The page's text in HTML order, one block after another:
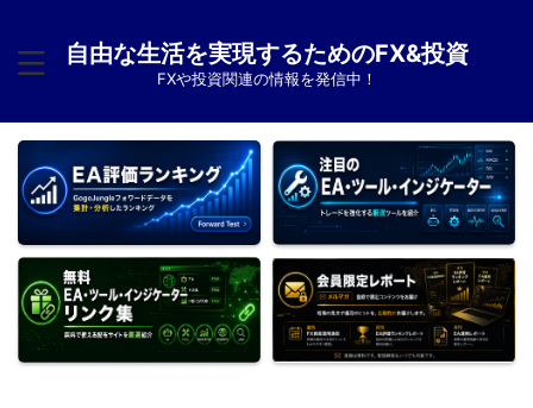
自由な生活を実現するためのFX&投資
FXや投資関連の情報を発信中！